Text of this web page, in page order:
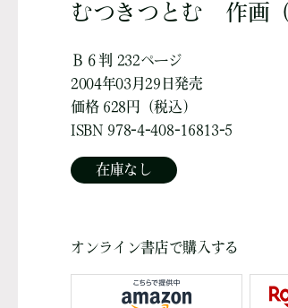
むつきつとむ 作画
Ｂ６判 232ページ
2004年03月29日発売
価格 628円（税込）
ISBN 978-4-408-16813-5
在庫なし
オンライン書店で購入する